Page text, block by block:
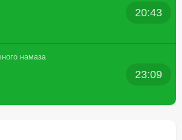
20:43
намаза
23:09